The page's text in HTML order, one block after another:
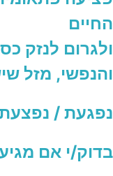
החיים
ולגרום לנזק
והנפשי, מזל
נפגעת /
בדוק/י אם